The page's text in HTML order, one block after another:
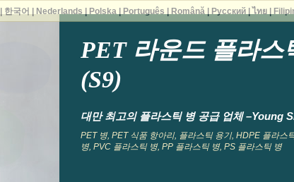
PET 라운드 플라스
(S9)
대만 최고의 플라스틱 병 공급 업체 –Young
PET 병, PET 식품 항아리, 플라스틱 용기, HDPE 플라스
병, PVC 플라스틱 병, PP 플라스틱 병, PS 플라스틱 병
한국어 Nederlands Polska| Português Română| Русский| ไทย|